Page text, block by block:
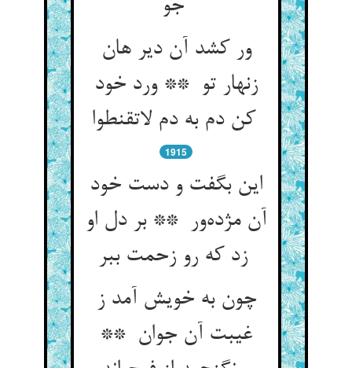
ور کشد آن دیر هان
زنهار تو ** ورد خود
کن دم به دم لاتقنطوا
1915
این بگفت و دست خود
آن مژده‌ور ** بر دل او
چون به خویش آمد ز
غیبت آن جوان **